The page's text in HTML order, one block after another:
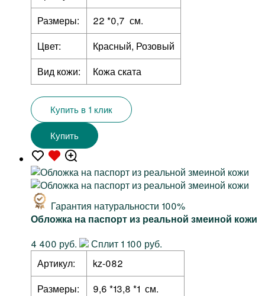
Размеры:
22 *0,7 см.
Цвет:
Красный, Розовый
Вид кожи:
Кожа ската
Купить в 1 клик
Купить
Гарантия натуральности 100%
Обложка на паспорт из реальной змеиной кожи
4 400 руб.
Сплит 1 100 руб.
Артикул:
kz-082
Размеры:
9,6 *13,8 *1 см.